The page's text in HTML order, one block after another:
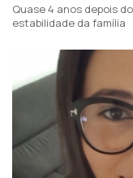
Quase 4 anos depois
estabilidade da família